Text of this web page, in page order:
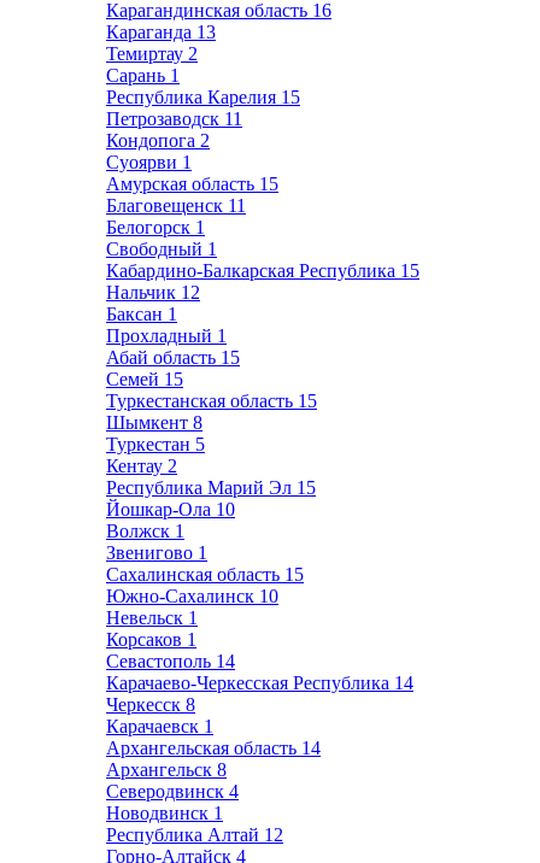
Карагандинская область 16
Караганда 13
Темиртау 2
Сарань 1
Республика Карелия 15
Петрозаводск 11
Кондопога 2
Суоярви 1
Амурская область 15
Благовещенск 11
Белогорск 1
Свободный 1
Кабардино-Балкарская Республика 15
Нальчик 12
Баксан 1
Прохладный 1
Абай область 15
Семей 15
Туркестанская область 15
Шымкент 8
Туркестан 5
Кентау 2
Республика Марий Эл 15
Йошкар-Ола 10
Волжск 1
Звенигово 1
Сахалинская область 15
Южно-Сахалинск 10
Невельск 1
Корсаков 1
Севастополь 14
Карачаево-Черкесская Республика 14
Черкесск 8
Карачаевск 1
Архангельская область 14
Архангельск 8
Северодвинск 4
Новодвинск 1
Республика Алтай 12
Горно-Алтайск 4